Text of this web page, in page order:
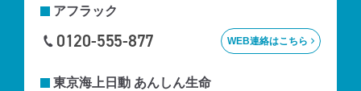
アフラック
0120-555-877 WEB連絡はこちら
東京海上⽇動 あんしん生命